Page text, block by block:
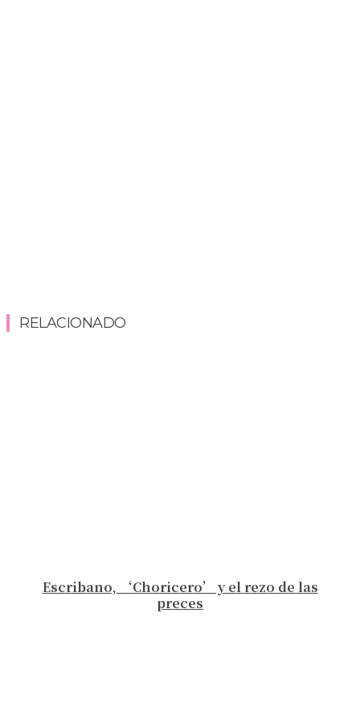
RELACIONADO
Escribano, ‘Choricero’ y el rezo de las
preces